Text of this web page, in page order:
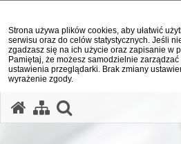
Strona używa plików cookies, aby ułatwić
serwisu oraz do celów statystycznych. Jeśli
zgadzasz się na ich użycie oraz zapisanie w
Pamiętaj, że możesz samodzielnie
ustawienia przeglądarki. Brak zmiany
wyrażenie zgody.